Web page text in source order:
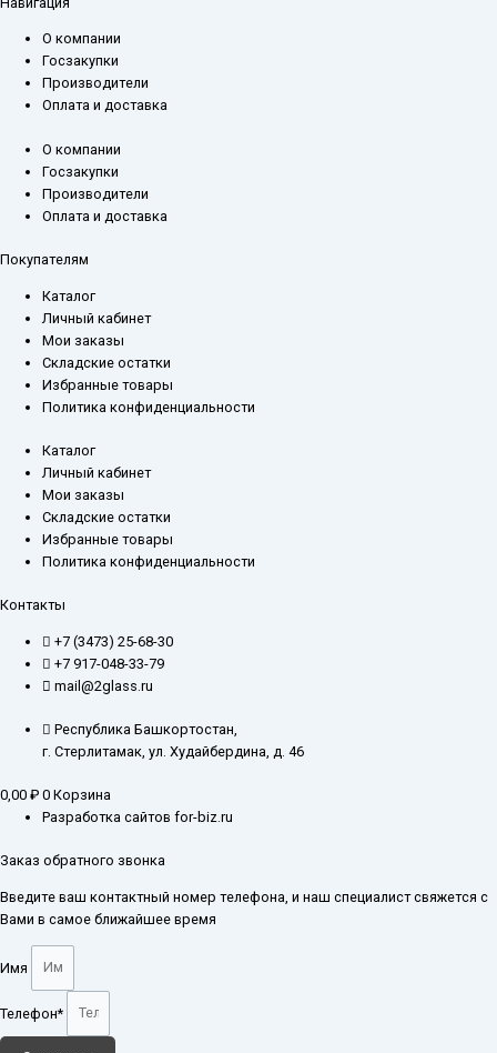
О компании
Госзакупки
Производители
Оплата и доставка
О компании
Госзакупки
Производители
Оплата и доставка
Покупателям
Каталог
Личный кабинет
Мои заказы
Складские остатки
Избранные товары
Политика конфиденциальности
Каталог
Личный кабинет
Мои заказы
Складские остатки
Избранные товары
Политика конфиденциальности
Контакты
+7 (3473) 25-68-30
+7 917-048-33-79
mail@2glass.ru
Республика Башкортостан,
г. Стерлитамак, ул. Худайбердина, д. 46
0,00 ₽ 0 Корзина
Разработка сайтов for-biz.ru
Заказ обратного звонка
Введите ваш контактный номер телефона, и наш специалист свяжется с
Вами в самое ближайшее время
Имя
Телефон*